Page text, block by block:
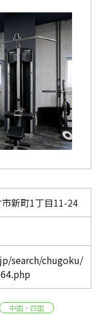
新町1丁目11-24
search/chugoku/
中国・四国